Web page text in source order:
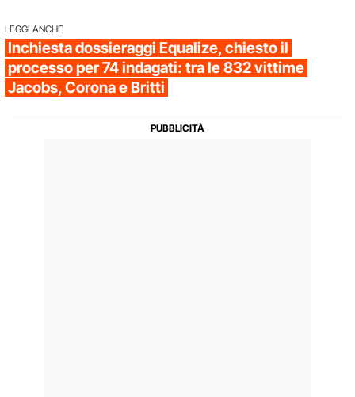
LEGGI ANCHE
Inchiesta dossieraggi Equalize, chiesto il
processo per 74 indagati: tra le 832 vittime
Jacobs, Corona e Britti